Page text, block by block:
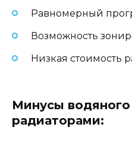
Равномерный
Возможность
Низкая стоимость
Минусы
радиаторами: